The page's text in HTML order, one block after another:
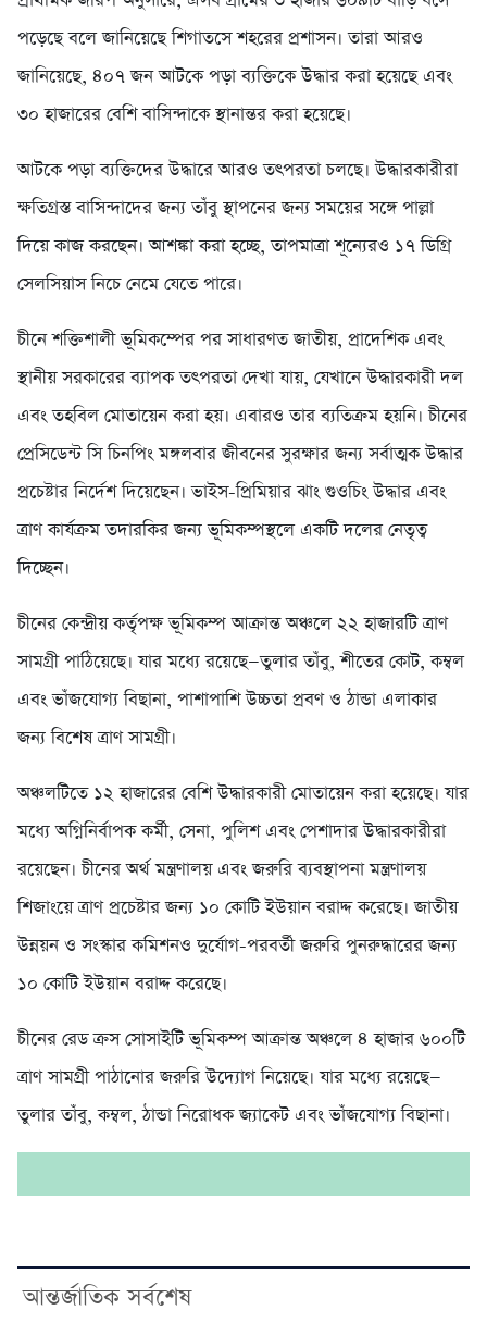
পড়েছে বলে জানিয়েছে শিগাতসে শহরের প্রশাসন। তারা আরও
জানিয়েছে, ৪০৭ জন আটকে পড়া ব্যক্তিকে উদ্ধার করা হয়েছে এবং
৩০ হাজারের বেশি বাসিন্দাকে স্থানান্তর করা হয়েছে।
আটকে পড়া ব্যক্তিদের উদ্ধারে আরও তৎপরতা চলছে। উদ্ধারকারীরা
ক্ষতিগ্রস্ত বাসিন্দাদের জন্য তাঁবু স্থাপনের জন্য সময়ের সঙ্গে পাল্লা
দিয়ে কাজ করছেন। আশঙ্কা করা হচ্ছে, তাপমাত্রা শূন্যেরও ১৭ ডিগ্রি
সেলসিয়াস নিচে নেমে যেতে পারে।
চীনে শক্তিশালী ভূমিকম্পের পর সাধারণত জাতীয়, প্রাদেশিক এবং
স্থানীয় সরকারের ব্যাপক তৎপরতা দেখা যায়, যেখানে উদ্ধারকারী দল
এবং তহবিল মোতায়েন করা হয়। এবারও তার ব্যতিক্রম হয়নি। চীনের
প্রেসিডেন্ট সি চিনপিং মঙ্গলবার জীবনের সুরক্ষার জন্য সর্বাত্মক উদ্ধার
প্রচেষ্টার নির্দেশ দিয়েছেন। ভাইস-প্রিমিয়ার ঝাং গুওচিং উদ্ধার এবং
ত্রাণ কার্যক্রম তদারকির জন্য ভূমিকম্পস্থলে একটি দলের নেতৃত্ব
দিচ্ছেন।
চীনের কেন্দ্রীয় কর্তৃপক্ষ ভূমিকম্প আক্রান্ত অঞ্চলে ২২ হাজারটি ত্রাণ
সামগ্রী পাঠিয়েছে। যার মধ্যে রয়েছে—তুলার তাঁবু, শীতের কোট, কম্বল
এবং ভাঁজযোগ্য বিছানা, পাশাপাশি উচ্চতা প্রবণ ও ঠান্ডা এলাকার
জন্য বিশেষ ত্রাণ সামগ্রী।
অঞ্চলটিতে ১২ হাজারের বেশি উদ্ধারকারী মোতায়েন করা হয়েছে। যার
মধ্যে অগ্নিনির্বাপক কর্মী, সেনা, পুলিশ এবং পেশাদার উদ্ধারকারীরা
রয়েছেন। চীনের অর্থ মন্ত্রণালয় এবং জরুরি ব্যবস্থাপনা মন্ত্রণালয়
শিজাংয়ে ত্রাণ প্রচেষ্টার জন্য ১০ কোটি ইউয়ান বরাদ্দ করেছে। জাতীয়
উন্নয়ন ও সংস্কার কমিশনও দুর্যোগ-পরবর্তী জরুরি পুনরুদ্ধারের জন্য
১০ কোটি ইউয়ান বরাদ্দ করেছে।
চীনের রেড ক্রস সোসাইটি ভূমিকম্প আক্রান্ত অঞ্চলে ৪ হাজার ৬০০টি
ত্রাণ সামগ্রী পাঠানোর জরুরি উদ্যোগ নিয়েছে। যার মধ্যে রয়েছে—
তুলার তাঁবু, কম্বল, ঠান্ডা নিরোধক জ্যাকেট এবং ভাঁজযোগ্য বিছানা।
আন্তর্জাতিক সর্বশেষ